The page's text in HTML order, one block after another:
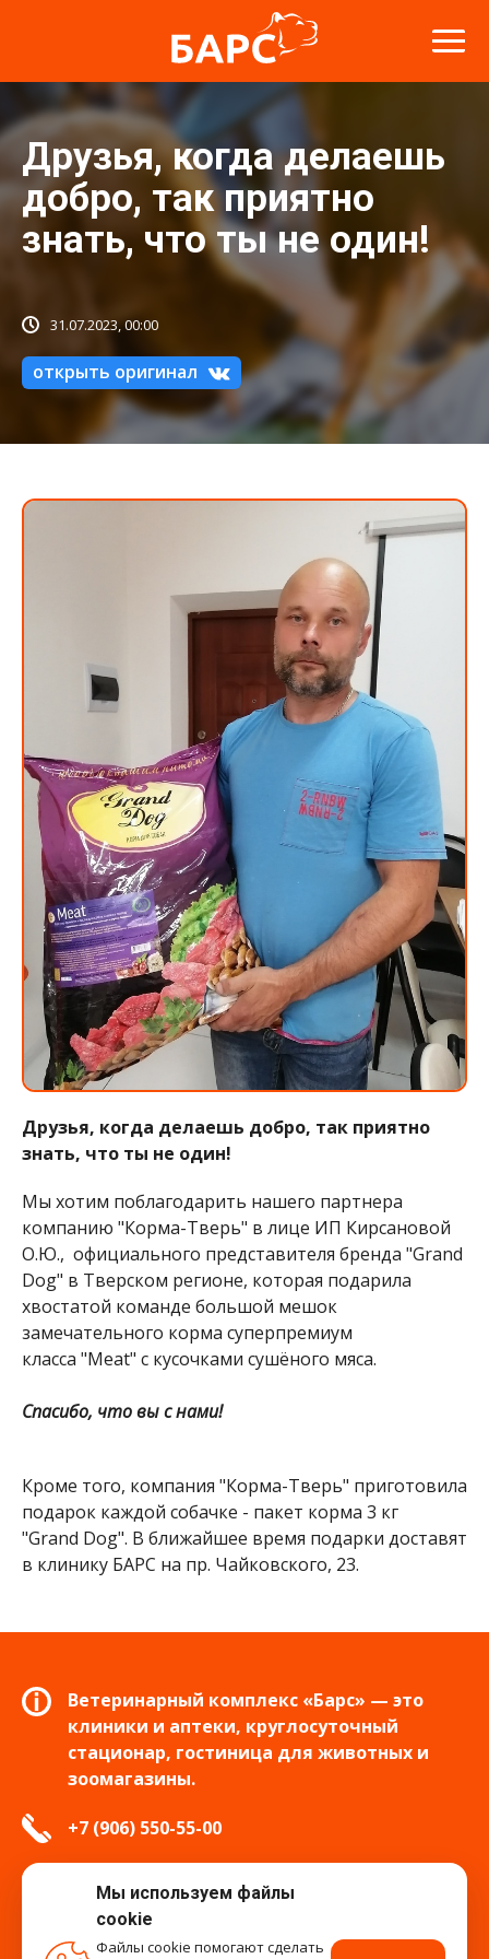
Друзья, когда делаешь
добро, так приятно
знать, что ты не один!
31.07.2023, 00:00
открыть оригинал
Друзья, когда делаешь добро, так приятно
знать, что ты не один!
Мы хотим поблагодарить нашего партнера
компанию "Корма-Тверь" в лице ИП Кирсановой
О.Ю., официального представителя бренда "Grand
Dog" в Тверском регионе, которая подарила
хвостатой команде большой мешок
замечательного корма суперпремиум
класса "Meat" с кусочками сушёного мяса.
Спасибо, что вы с нами!
Кроме того, компания "Корма-Тверь" приготовила
подарок каждой собачке - пакет корма 3 кг
"Grand Dog". В ближайшее время подарки доставят
в клинику БАРС на пр. Чайковского, 23.
Ветеринарный комплекс «Барс» — это
клиники и аптеки, круглосуточный
стационар, гостиница для животных и
зоомагазины.
+7 (906) 550-55-00
info.tver@bars-vet.ru
Мы используем файлы
cookie
Файлы cookie помогают сделать